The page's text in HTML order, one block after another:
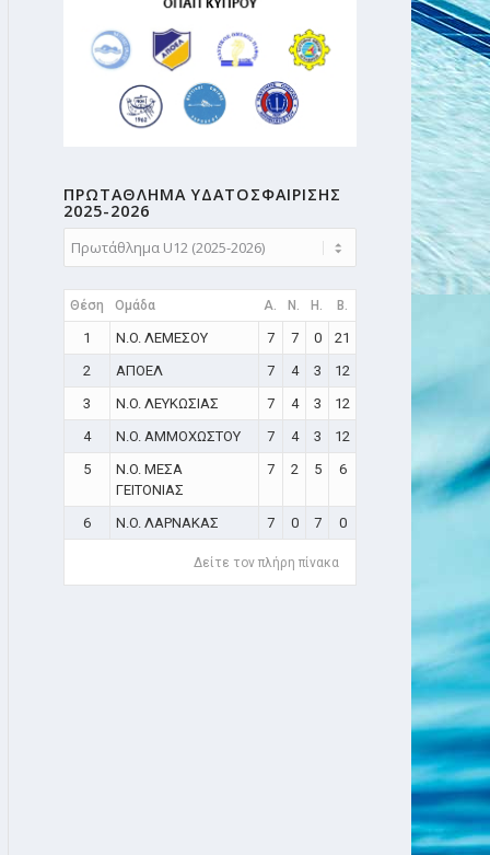
ΠΡΩΤΑΘΛΗMA ΥΔΑΤΟΣΦΑΙΡΙΣΗΣ
2025-2026
Θέση Ομάδα A. N. H. B.
1 N.O. ΛΕΜΕΣΟΥ 7 7 0
21
2
ΑΠΟΕΛ 7 4 3
12
3
N.O. ΛΕΥΚΩΣΙΑΣ 7 4 3
12
4
N.O. ΑΜΜΟΧΩΣΤΟΥ 7 4 3
12
5
N.O. ΜΕΣΑ
ΓΕΙΤΟΝΙΑΣ
7 2 5 6
6 N.O. ΛΑΡΝΑΚΑΣ 7 0 7 0
Δείτε τον πλήρη πίνακα